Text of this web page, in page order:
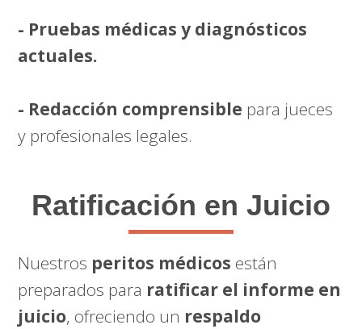
- Pruebas médicas y diagnósticos
actuales.
- Redacción comprensible para jueces
y profesionales legales.
Ratificación en Juicio
Nuestros peritos médicos están
preparados para ratificar el informe en
juicio, ofreciendo un respaldo